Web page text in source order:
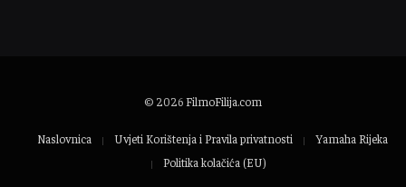
© 2026FilmoFilija.com
Naslovnica Uvjeti Korištenja i Pravila privatnosti
Yamaha Rijeka
Politika kolačića (EU)